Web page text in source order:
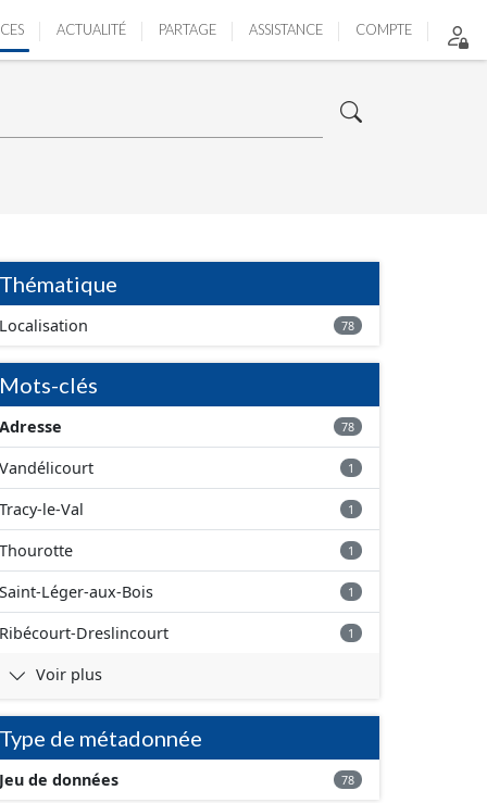
ACTUALITÉ PARTAGE ASSISTANCE COMPTE
Thématique
Localisation 78
Mots-clés
Adresse 78
Vandélicourt 1
Tracy-le-Val 1
Thourotte 1
Saint-Léger-aux-Bois 1
Ribécourt-Dreslincourt 1
Voir plus
Type de métadonnée
Jeu de données 78